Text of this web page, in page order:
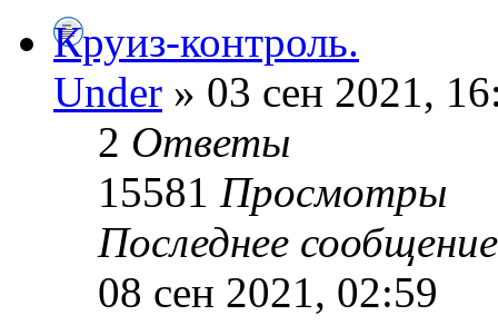
Круиз-контроль.
Under » 03 сен 2021,
2 Ответы
15581 Просмотры
Последнее
08 сен 2021, 02:59